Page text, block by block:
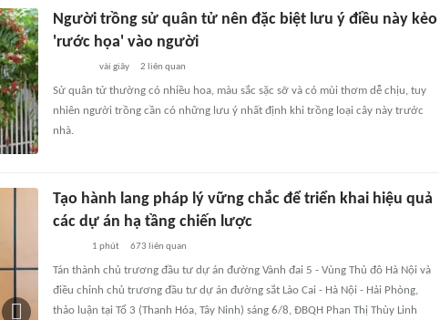
Người trồng sử quân tử nên đặc biệt lưu ý điều này kẻo
'rước họa' vào người
vài giây 2 liên quan
Sử quân tử thường có nhiều hoa, màu sắc sặc sỡ và có mùi thơm dễ chịu, tuy
nhiên người trồng cần có những lưu ý nhất định khi trồng loại cây này trước
nhà.
Tạo hành lang pháp lý vững chắc để triển khai hiệu quả
các dự án hạ tầng chiến lược
1 phút 673 liên quan
Tán thành chủ trương đầu tư dự án đường Vành đai 5 - Vùng Thủ đô Hà Nội và
điều chỉnh chủ trương đầu tư dự án đường sắt Lào Cai - Hà Nội - Hải Phòng,
thảo luận tại Tổ 3 (Thanh Hóa, Tây Ninh) sáng 6/8, ĐBQH Phan Thị Thùy Linh